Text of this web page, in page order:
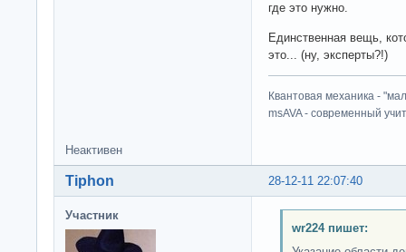
где это нужно.
Единственная вещь,
это... (ну, эксперты?!)
Квантовая механика -
msAVA - современный
Неактивен
28-12-11 22:07:40
Tiphon
Участник
wr224 пишет: